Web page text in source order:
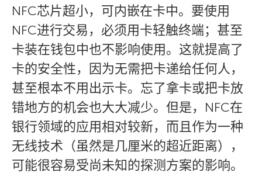
NFC芯片超小，可内嵌在卡中。要使用
NFC进行交易，必须用卡轻触终端；甚至
卡装在钱包中也不影响使用。这就提高了
卡的安全性，因为无需把卡递给任何人，
甚至根本不用出示卡。忘了拿卡或把卡放
错地方的机会也大大减少。但是，NFC在
银行领域的应用相对较新，而且作为一种
无线技术（虽然是几厘米的超近距离），
可能很容易受尚未知的探测方案的影响。